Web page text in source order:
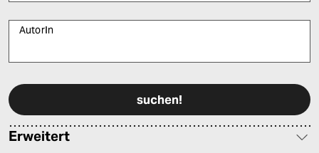
AutorIn
Erweitert